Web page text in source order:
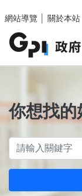
網站導覽
關於本站
你想找的